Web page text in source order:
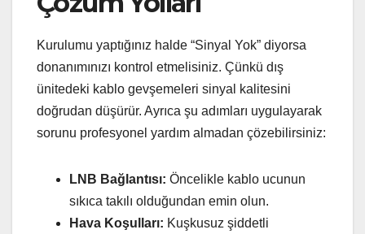
Kurulumu yaptığınız halde “Sinyal Yok” diyorsa
donanımınızı kontrol etmelisiniz. Çünkü dış
ünitedeki kablo gevşemeleri sinyal kalitesini
doğrudan düşürür. Ayrıca şu adımları uygulayarak
sorunu profesyonel yardım almadan çözebilirsiniz:
LNB Bağlantısı: Öncelikle kablo ucunun
sıkıca takılı olduğundan emin olun.
Hava Koşulları: Kuşkusuz şiddetli